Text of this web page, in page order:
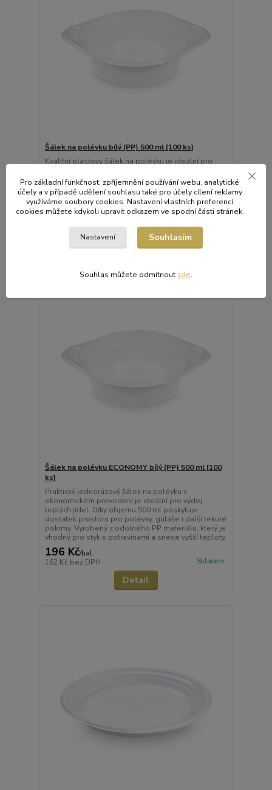
Šálek na polévku bílý (PP) 500 ml [100 ks]
Kvalitní plastový šálek na polévku je ideální pro
500 ml poskytuje dostatek prostoru pro polévky,
guláše nebo omáčky. Vyroben z odolného
polypropylenu (PP), který dobře snáší vyšší teploty
a je vhodný pro gastronomické použití.
Skladem
Přidat do košíku
Šálek na polévku ECONOMY bílý (PP) 500 ml [100
ks]
Praktický jednorázový šálek na polévku v
ekonomickém provedení je ideální pro výdej
teplých jídel. Díky objemu 500 ml poskytuje
dostatek prostoru pro polévky, guláše i další tekuté
pokrmy. Vyrobený z odolného PP materiálu, který je
vhodný pro styk s potravinami a snese vyšší teploty.
196 Kč/bal.
162 Kč bez DPH Skladem
Detail
Pro základní funkčnost, zpříjemnění používání webu, analytické
účely a v případě udělení souhlasu také pro účely cílení reklamy
využíváme soubory cookies. Nastavení vlastních preferencí
cookies můžete kdykoli upravit odkazem ve spodní části stránek.
Nastavení Souhlasím
Souhlas můžete odmítnout zde.